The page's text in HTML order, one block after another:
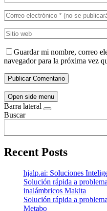
Guardar mi nombre, correo
navegador para la próxima vez
Open side menu
Barra lateral
Buscar
Recent Posts
hjalp.ai: Soluciones
Solución rápida a
inalámbricos Makita
Solución rápida a
Metabo